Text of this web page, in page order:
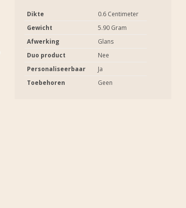
Dikte
0.6 Centimeter
Gewicht
5.90 Gram
Afwerking
Glans
Duo product
Nee
Personaliseerbaar
Ja
Toebehoren
Geen